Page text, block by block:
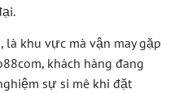
là khu vực mà vận may gặp
khách hàng đang
sự si mê khi đặt